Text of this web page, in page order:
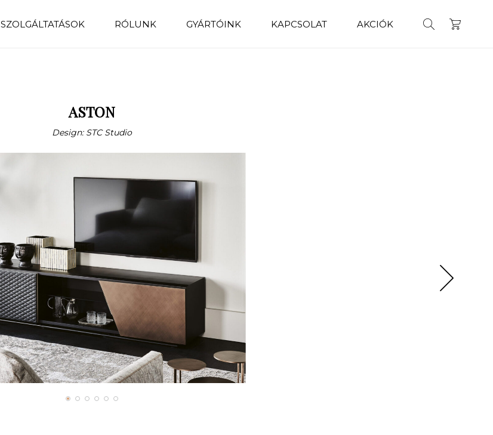
SZOLGÁLTATÁSOK RÓLUNK GYÁRTÓINK KAPCSOLAT AKCIÓK
ASTON
Design: STC Studio